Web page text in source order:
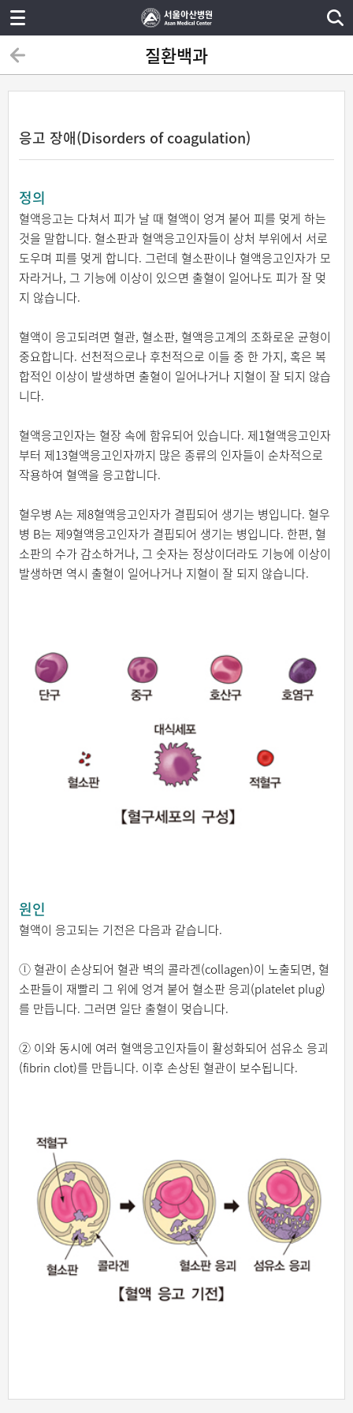
질환백과
응고 장애(Disorders of coagulation)
정의
혈액응고는 다쳐서 피가 날 때 혈액이 엉겨 붙어 피를 멎게 하는
것을 말합니다. 혈소판과 혈액응고인자들이 상처 부위에서 서로
도우며 피를 멎게 합니다. 그런데 혈소판이나 혈액응고인자가 모
자라거나, 그 기능에 이상이 있으면 출혈이 일어나도 피가 잘 멎
지 않습니다.
혈액이 응고되려면 혈관, 혈소판, 혈액응고계의 조화로운 균형이
중요합니다. 선천적으로나 후천적으로 이들 중 한 가지, 혹은 복
합적인 이상이 발생하면 출혈이 일어나거나 지혈이 잘 되지 않습
니다.
혈액응고인자는 혈장 속에 함유되어 있습니다. 제1혈액응고인자
부터 제13혈액응고인자까지 많은 종류의 인자들이 순차적으로
작용하여 혈액을 응고합니다.
혈우병 A는 제8혈액응고인자가 결핍되어 생기는 병입니다. 혈우
병 B는 제9혈액응고인자가 결핍되어 생기는 병입니다. 한편, 혈
소판의 수가 감소하거나, 그 숫자는 정상이더라도 기능에 이상이
발생하면 역시 출혈이 일어나거나 지혈이 잘 되지 않습니다.
원인
혈액이 응고되는 기전은 다음과 같습니다.
ⓛ 혈관이 손상되어 혈관 벽의 콜라겐(collagen)이 노출되면, 혈
소판들이 재빨리 그 위에 엉겨 붙어 혈소판 응괴(platelet plug)
를 만듭니다. 그러면 일단 출혈이 멎습니다.
② 이와 동시에 여러 혈액응고인자들이 활성화되어 섬유소 응괴
(fibrin clot)를 만듭니다. 이후 손상된 혈관이 보수됩니다.